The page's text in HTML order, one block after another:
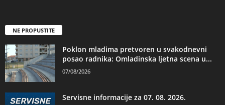
NE PROPUSTITE
Poklon mladima pretvoren u svakodnevni
posao radnika: Omladinska ljetna scena u...
07/08/2026
Servisne informacije za 07. 08. 2026.